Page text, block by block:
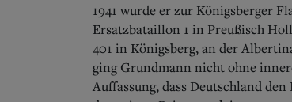
1941 wurde er zur Königsberger
Ersatzbataillon 1 in Preußisch
401 in Königsberg, an der
ging Grundmann nicht ohne
Auffassung, dass Deutschland